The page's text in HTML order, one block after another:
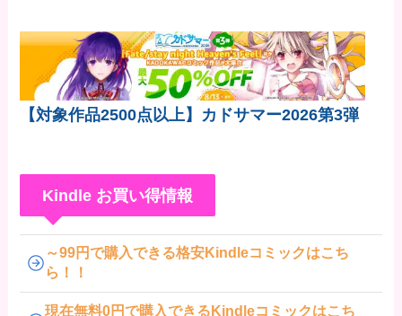
【対象作品2500点以上】カドサマー2026第3弾
Kindle お買い得情報
～99円で購入できる格安Kindleコミックはこち
ら！！
現在無料0円で購入できるKindleコミックはこち